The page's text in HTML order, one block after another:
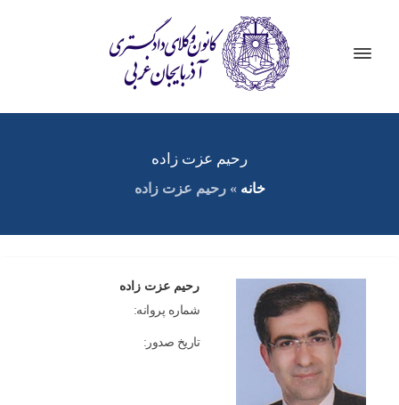
رحیم عزت زاده
خانه »رحیم عزت زاده
رحیم عزت زاده
شماره پروانه:
تاریخ صدور: